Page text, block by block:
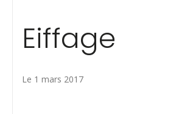
Eiffage
Le 1 mars 2017